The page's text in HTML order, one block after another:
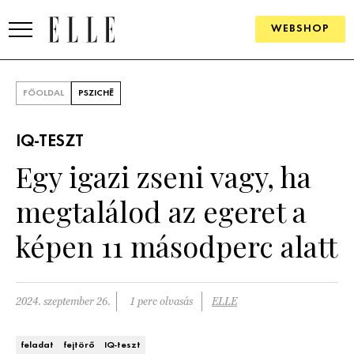
WEBSHOP
SZÉPSÉG
KULTÚRA
PSZICHÉ
ÉLETMÓD
PÁRKAPCSOLAT
FŐOLDAL PSZICHÉ
IQ-TESZT
Egy igazi zseni vagy, ha
megtalálod az egeret a
képen 11 másodperc alatt
2024. szeptember 26. 1 perc olvasás ELLE
feladat fejtörő IQ-teszt